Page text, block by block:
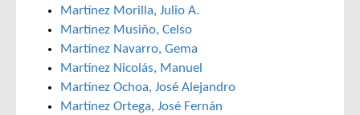
Martínez Morilla, Julio A.
Martínez Musiño, Celso
Martínez Navarro, Gema
Martínez Nicolás, Manuel
Martínez Ochoa, José Alejandro
Martínez Ortega, José Fernán